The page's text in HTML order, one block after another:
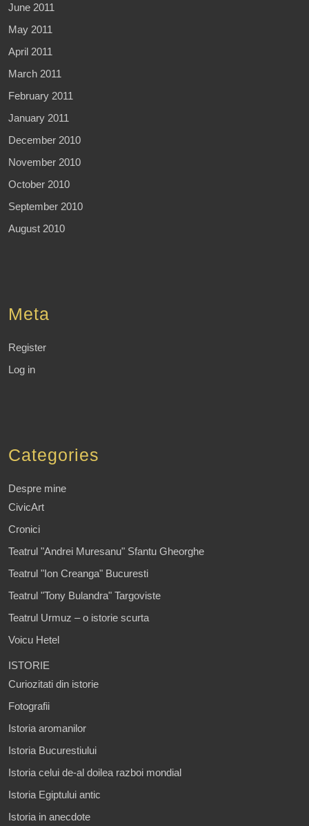
June 2011
May 2011
April 2011
March 2011
February 2011
January 2011
December 2010
November 2010
October 2010
September 2010
August 2010
Meta
Register
Log in
Categories
Despre mine
CivicArt
Cronici
Teatrul "Andrei Muresanu" Sfantu Gheorghe
Teatrul "Ion Creanga" Bucuresti
Teatrul "Tony Bulandra" Targoviste
Teatrul Urmuz – o istorie scurta
Voicu Hetel
ISTORIE
Curiozitati din istorie
Fotografii
Istoria aromanilor
Istoria Bucurestiului
Istoria celui de-al doilea razboi mondial
Istoria Egiptului antic
Istoria in anecdote